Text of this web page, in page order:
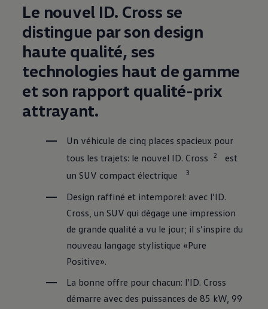
Le nouvel ID. Cross se
distingue par son design
haute qualité, ses
technologies haut de gamme
et son rapport qualité-prix
attrayant.
Un véhicule de cinq places spacieux pour
tous les trajets: le nouvel ID. Cross⁠
2
est
un SUV compact électrique
3
Design raffiné et intemporel: avec l’ID.
Cross, un SUV qui dégage une impression
de grande qualité a vu le jour; il s’inspire du
nouveau langage stylistique «Pure
Positive».
La bonne offre pour chacun: l’ID. Cross
démarre avec des puissances de 85 kW, 99